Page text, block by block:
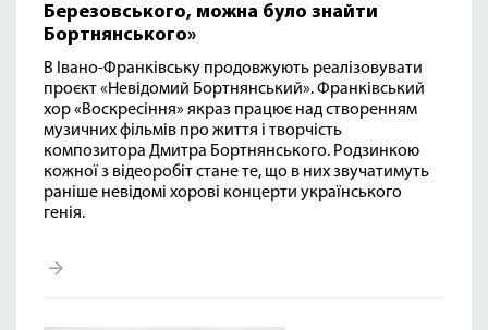
Березовського, можна було знайти
Бортнянського»
В Івано-Франківську продовжують реалізовувати
проєкт«Невідомий Бортнянський». Франківський
хор «Воскресіння» якраз працює над створенням
музичних фільмів про життя і творчість
композитора Дмитра Бортнянського. Родзинкою
кожної з відеоробіт стане те, що в них звучатимуть
раніше невідомі хорові концерти українського
генія.